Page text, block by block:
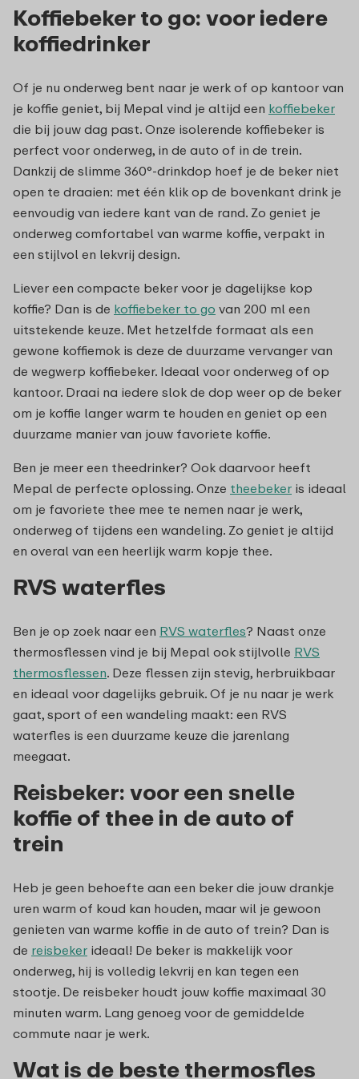
Koffiebeker to go: voor iedere
koffiedrinker
Of je nu onderweg bent naar je werk of op kantoor van
je koffie geniet, bij Mepal vind je altijd een koffiebeker
die bij jouw dag past. Onze isolerende koffiebeker is
perfect voor onderweg, in de auto of in de trein.
Dankzij de slimme 360°-drinkdop hoef je de beker niet
open te draaien: met één klik op de bovenkant drink je
eenvoudig van iedere kant van de rand. Zo geniet je
onderweg comfortabel van warme koffie, verpakt in
een stijlvol en lekvrij design.
Liever een compacte beker voor je dagelijkse kop
koffie? Dan is de koffiebeker to go van 200 ml een
uitstekende keuze. Met hetzelfde formaat als een
gewone koffiemok is deze de duurzame vervanger van
de wegwerp koffiebeker. Ideaal voor onderweg of op
kantoor. Draai na iedere slok de dop weer op de beker
om je koffie langer warm te houden en geniet op een
duurzame manier van jouw favoriete koffie.
Ben je meer een theedrinker? Ook daarvoor heeft
Mepal de perfecte oplossing. Onze theebeker is ideaal
om je favoriete thee mee te nemen naar je werk,
onderweg of tijdens een wandeling. Zo geniet je altijd
en overal van een heerlijk warm kopje thee.
RVS waterfles
Ben je op zoek naar een RVS waterfles? Naast onze
thermosflessen vind je bij Mepal ook stijlvolle RVS
thermosflessen. Deze flessen zijn stevig, herbruikbaar
en ideaal voor dagelijks gebruik. Of je nu naar je werk
gaat, sport of een wandeling maakt: een RVS
waterfles is een duurzame keuze die jarenlang
meegaat.
Reisbeker: voor een snelle
koffie of thee in de auto of
trein
Heb je geen behoefte aan een beker die jouw drankje
uren warm of koud kan houden, maar wil je gewoon
genieten van warme koffie in de auto of trein? Dan is
de reisbeker ideaal! De beker is makkelijk voor
onderweg, hij is volledig lekvrij en kan tegen een
stootje. De reisbeker houdt jouw koffie maximaal 30
minuten warm. Lang genoeg voor de gemiddelde
commute naar je werk.
Wat is de beste thermosfles